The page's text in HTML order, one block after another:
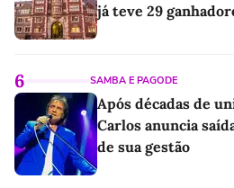
já teve 29
6 SAMBA E PAGODE
Após décadas de
Carlos anuncia
de sua gestão